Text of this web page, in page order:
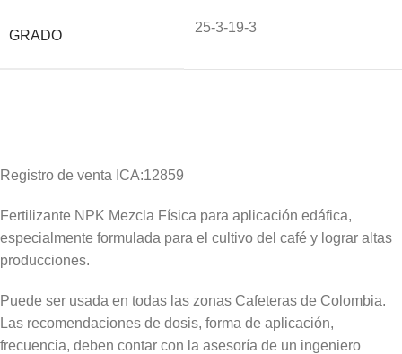
GRADO
25-3-19-3
Registro de venta ICA:12859
Fertilizante NPK Mezcla Física para aplicación edáfica,
especialmente formulada para el cultivo del café y lograr altas
producciones.
Puede ser usada en todas las zonas Cafeteras de Colombia.
Las recomendaciones de dosis, forma de aplicación,
frecuencia, deben contar con la asesoría de un ingeniero